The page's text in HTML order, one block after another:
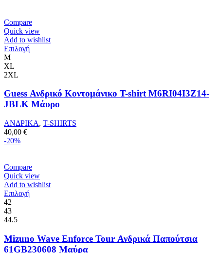
προϊόντος
Compare
Quick view
Add to wishlist
ΕπιλογήΑυτό
παραλλαγές.
Οι
επιλογές
να
προϊόντος
M
XL
2XL
Guess Ανδρικό Κοντομάνικο T-shirt M6RI04I3Z14-
JBLK Μάυρο
ΑΝΔΡΙΚΑ, T-SHIRTS
40,00 €
-20%
Compare
Quick view
Add to wishlist
ΕπιλογήΑυτό
παραλλαγές.
Οι
42
43
44.5
Mizuno Wave Enforce Tour Ανδρικά Παπούτσια
61GB230608 Μαύρα